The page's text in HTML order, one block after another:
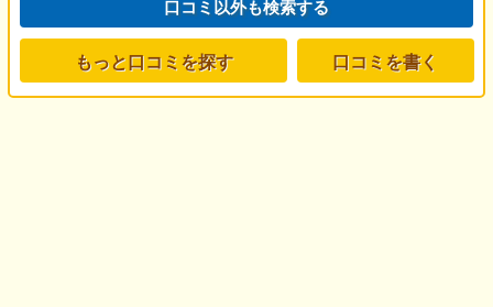
口コミ以外も検索する
もっと口コミを探す 口コミを書く